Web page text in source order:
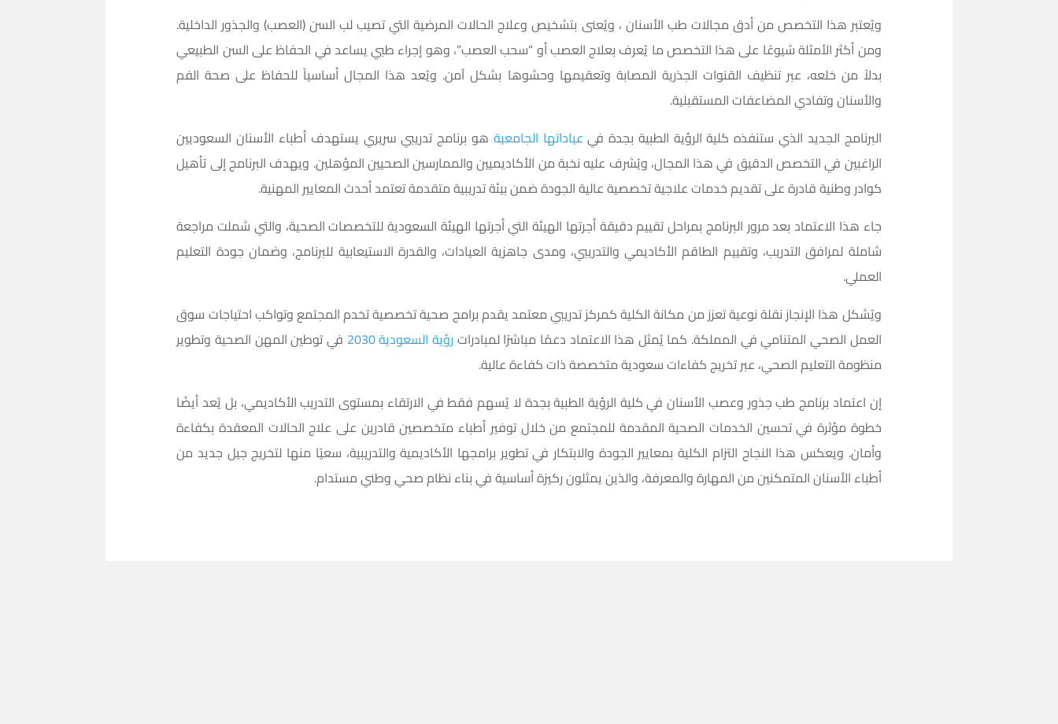
ويُعتبر هذا التخصص من أدق مجالات طب الأسنان ، ويُعنى بتشخيص وعلاج الحالات المرضية التي تصيب لب السن (العصب) والجذور الداخلية.
ومن أكثر الأمثلة شيوعًا على هذا التخصص ما يُعرف بعلاج العصب أو “سحب العصب”، وهو إجراء طبي يساعد في الحفاظ على السن الطبيعي
بدلاً من خلعه، عبر تنظيف القنوات الجذرية المصابة وتعقيمها وحشوها بشكل آمن. ويُعد هذا المجال أساسياً للحفاظ على صحة الفم
والأسنان وتفادي المضاعفات المستقبلية.
البرنامج الجديد الذي ستنفذه كلية الرؤية الطبية بجدة في عياداتها الجامعية هو برنامج تدريبي سريري يستهدف أطباء الأسنان السعوديين
الراغبين في التخصص الدقيق في هذا المجال، ويُشرف عليه نخبة من الأكاديميين والممارسين الصحيين المؤهلين. ويهدف البرنامج إلى تأهيل
كوادر وطنية قادرة على تقديم خدمات علاجية تخصصية عالية الجودة ضمن بيئة تدريبية متقدمة تعتمد أحدث المعايير المهنية.
جاء هذا الاعتماد بعد مرور البرنامج بمراحل تقييم دقيقة أجرتها الهيئة التي أجرتها الهيئة السعودية للتخصصات الصحية، والتي شملت مراجعة
شاملة لمرافق التدريب، وتقييم الطاقم الأكاديمي والتدريبي، ومدى جاهزية العيادات، والقدرة الاستيعابية للبرنامج، وضمان جودة التعليم
العملي.
ويُشكل هذا الإنجاز نقلة نوعية تعزز من مكانة الكلية كمركز تدريبي معتمد يقدم برامج صحية تخصصية تخدم المجتمع وتواكب احتياجات سوق
العمل الصحي المتنامي في المملكة. كما يُمثل هذا الاعتماد دعمًا مباشرًا لمبادرات رؤية السعودية 2030
في توطين المهن الصحية وتطوير
منظومة التعليم الصحي، عبر تخريج كفاءات سعودية متخصصة ذات كفاءة عالية.
إن اعتماد برنامج طب جذور وعصب الأسنان في كلية الرؤية الطبية بجدة لا يُسهم فقط في الارتقاء بمستوى التدريب الأكاديمي، بل يُعد أيضًا
خطوة مؤثرة في تحسين الخدمات الصحية المقدمة للمجتمع من خلال توفير أطباء متخصصين قادرين على علاج الحالات المعقدة بكفاءة
وأمان. ويعكس هذا النجاح التزام الكلية بمعايير الجودة والابتكار في تطوير برامجها الأكاديمية والتدريبية، سعيًا منها لتخريج جيل جديد من
أطباء الأسنان المتمكنين من المهارة والمعرفة، والذين يمثلون ركيزة أساسية في بناء نظام صحي وطني مستدام.